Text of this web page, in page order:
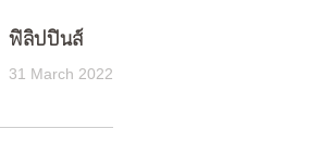
ฟิลิปปินส์
31 March 2022